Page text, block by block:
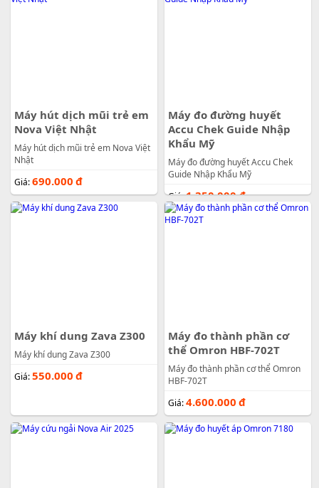
Máy hút dịch mũi trẻ em
Nova Việt Nhật
Máy hút dịch mũi trẻ em Nova Việt
Nhật
Giá:690.000 đ
Máy đo đường huyết
Accu Chek Guide Nhập
Khẩu Mỹ
Máy đo đường huyết Accu Chek
Guide Nhập Khẩu Mỹ
Giá:1.350.000đ
Máy khí dung Zava Z300
Máy khí dung Zava Z300
Giá:550.000 đ
Máy đo thành phần cơ
thể Omron HBF-702T
Máy đo thành phần cơ thể Omron
HBF-702T
Giá:4.600.000 đ